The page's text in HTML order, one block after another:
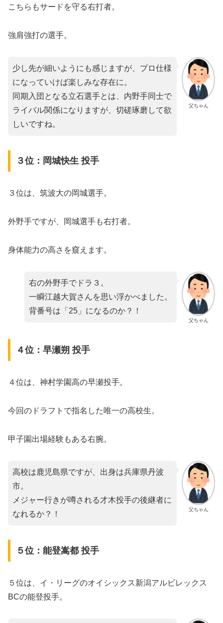
こちらもサードを守る右打者。
強肩強打の選手。
父ちゃん
少し先が細いようにも感じますが、プロ仕様
になっていけば楽しみな存在に。
同期入団となる立石選手とは、内野手同士で
ライバル関係になりますが、切磋琢磨して欲
しいですね。
３位：岡城快生 投手
３位は、筑波大の岡城選手。
外野手ですが、岡城選手も右打者。
身体能力の高さを窺えます。
父ちゃん
右の外野手でドラ３。
一瞬江越大賀さんを思い浮かべました。
背番号は「25」になるのか？！
４位：早瀬朔 投手
４位は、神村学園高の早瀬投手。
今回のドラフトで指名した唯一の高校生。
甲子園出場経験もある右腕。
父ちゃん
高校は鹿児島県ですが、出身は兵庫県丹波
市。
メジャー行きが噂される才木投手の後継者に
なれるか？！
５位：能登嵩都 投手
５位は、イ・リーグのオイシックス新潟アルビレックス
BCの能登投手。